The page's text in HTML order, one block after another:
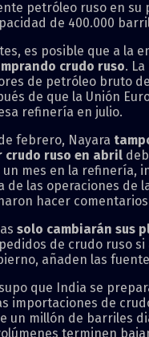
petróleo ruso en su
de 400.000
es posible que a la
crudo ruso.
de petróleo bruto
de que la Unión
refinería en julio.
febrero, Nayara
ruso en abril
mes en la refinería,
de las operaciones de
hacer
solo cambiarán sus
de crudo ruso si
añaden las
que India se
importaciones de
un millón de barriles
terminen